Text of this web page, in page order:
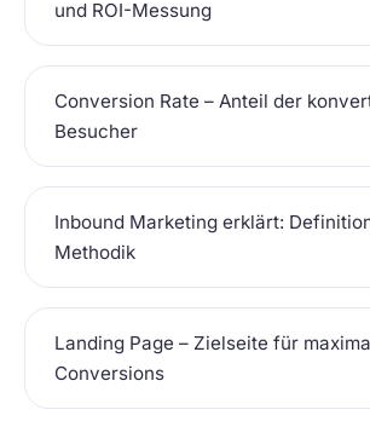
und ROI-Messung
Conversion Rate – Anteil der
Besucher
Inbound Marketing erklärt:
Methodik
Landing Page – Zielseite für
Conversions